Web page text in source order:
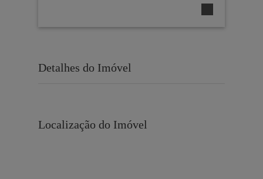
Detalhes do Imóvel
Localização do Imóvel